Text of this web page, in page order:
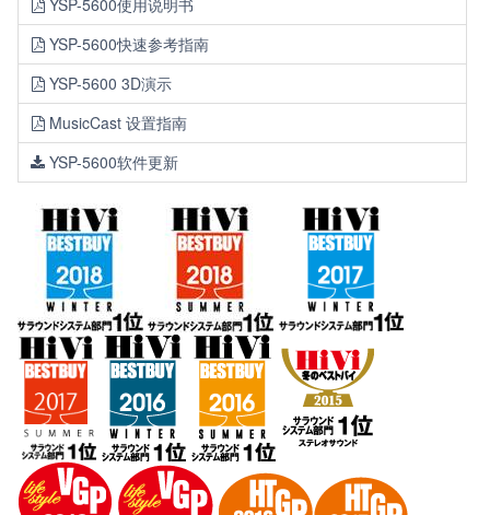
YSP-5600使用说明书
YSP-5600快速参考指南
YSP-5600 3D演示
MusicCast 设置指南
YSP-5600软件更新